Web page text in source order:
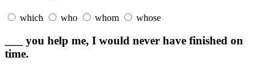
which who whom whose
___ you help me, I would never have finished on
time.